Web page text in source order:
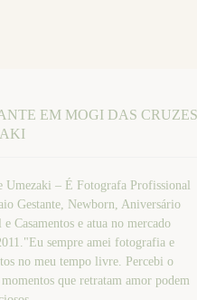
EM MOGI DAS CRUZES
Umezaki – É Fotografa Profissional
Gestante, Newborn, Aniversário
Casamentos e atua no mercado
sempre amei fotografia e
no meu tempo livre. Percebi o
que retratam amor podem